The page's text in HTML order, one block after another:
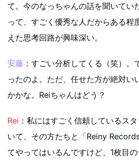
て。今のなっちゃんの話を聞いてい
って、すごく優秀な人だからある程
えた思考回路が興味深い。
安藤 ：すごい分析してくる（笑）。
ったのよ。ただ、任せた方が絶対い
かかな。Reiちゃんはどう？
Rei ：私にはすごく信頼しているス
いて、その方たちと「Reiny
てやってはいるんですけど、1枚目